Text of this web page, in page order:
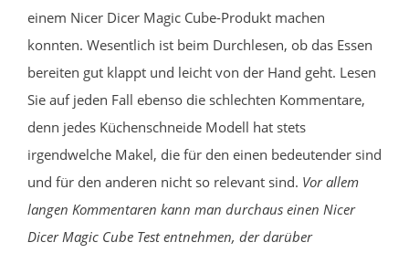
einem Nicer Dicer Magic Cube-Produkt machen
konnten. Wesentlich ist beim Durchlesen, ob das Essen
bereiten gut klappt und leicht von der Hand geht. Lesen
Sie auf jeden Fall ebenso die schlechten Kommentare,
denn jedes Küchenschneide Modell hat stets
irgendwelche Makel, die für den einen bedeutender sind
und für den anderen nicht so relevant sind. Vor allem
langen Kommentaren kann man durchaus einen Nicer
Dicer Magic Cube Test entnehmen, der darüber